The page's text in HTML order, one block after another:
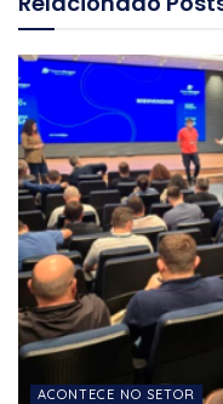
ACONTECE NO SETOR